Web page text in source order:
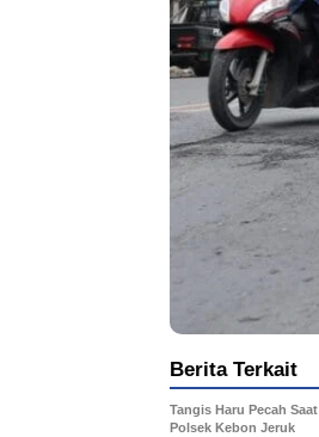
Berita Terkait
Tangis Haru Pecah Saat
Polsek Kebon Jeruk